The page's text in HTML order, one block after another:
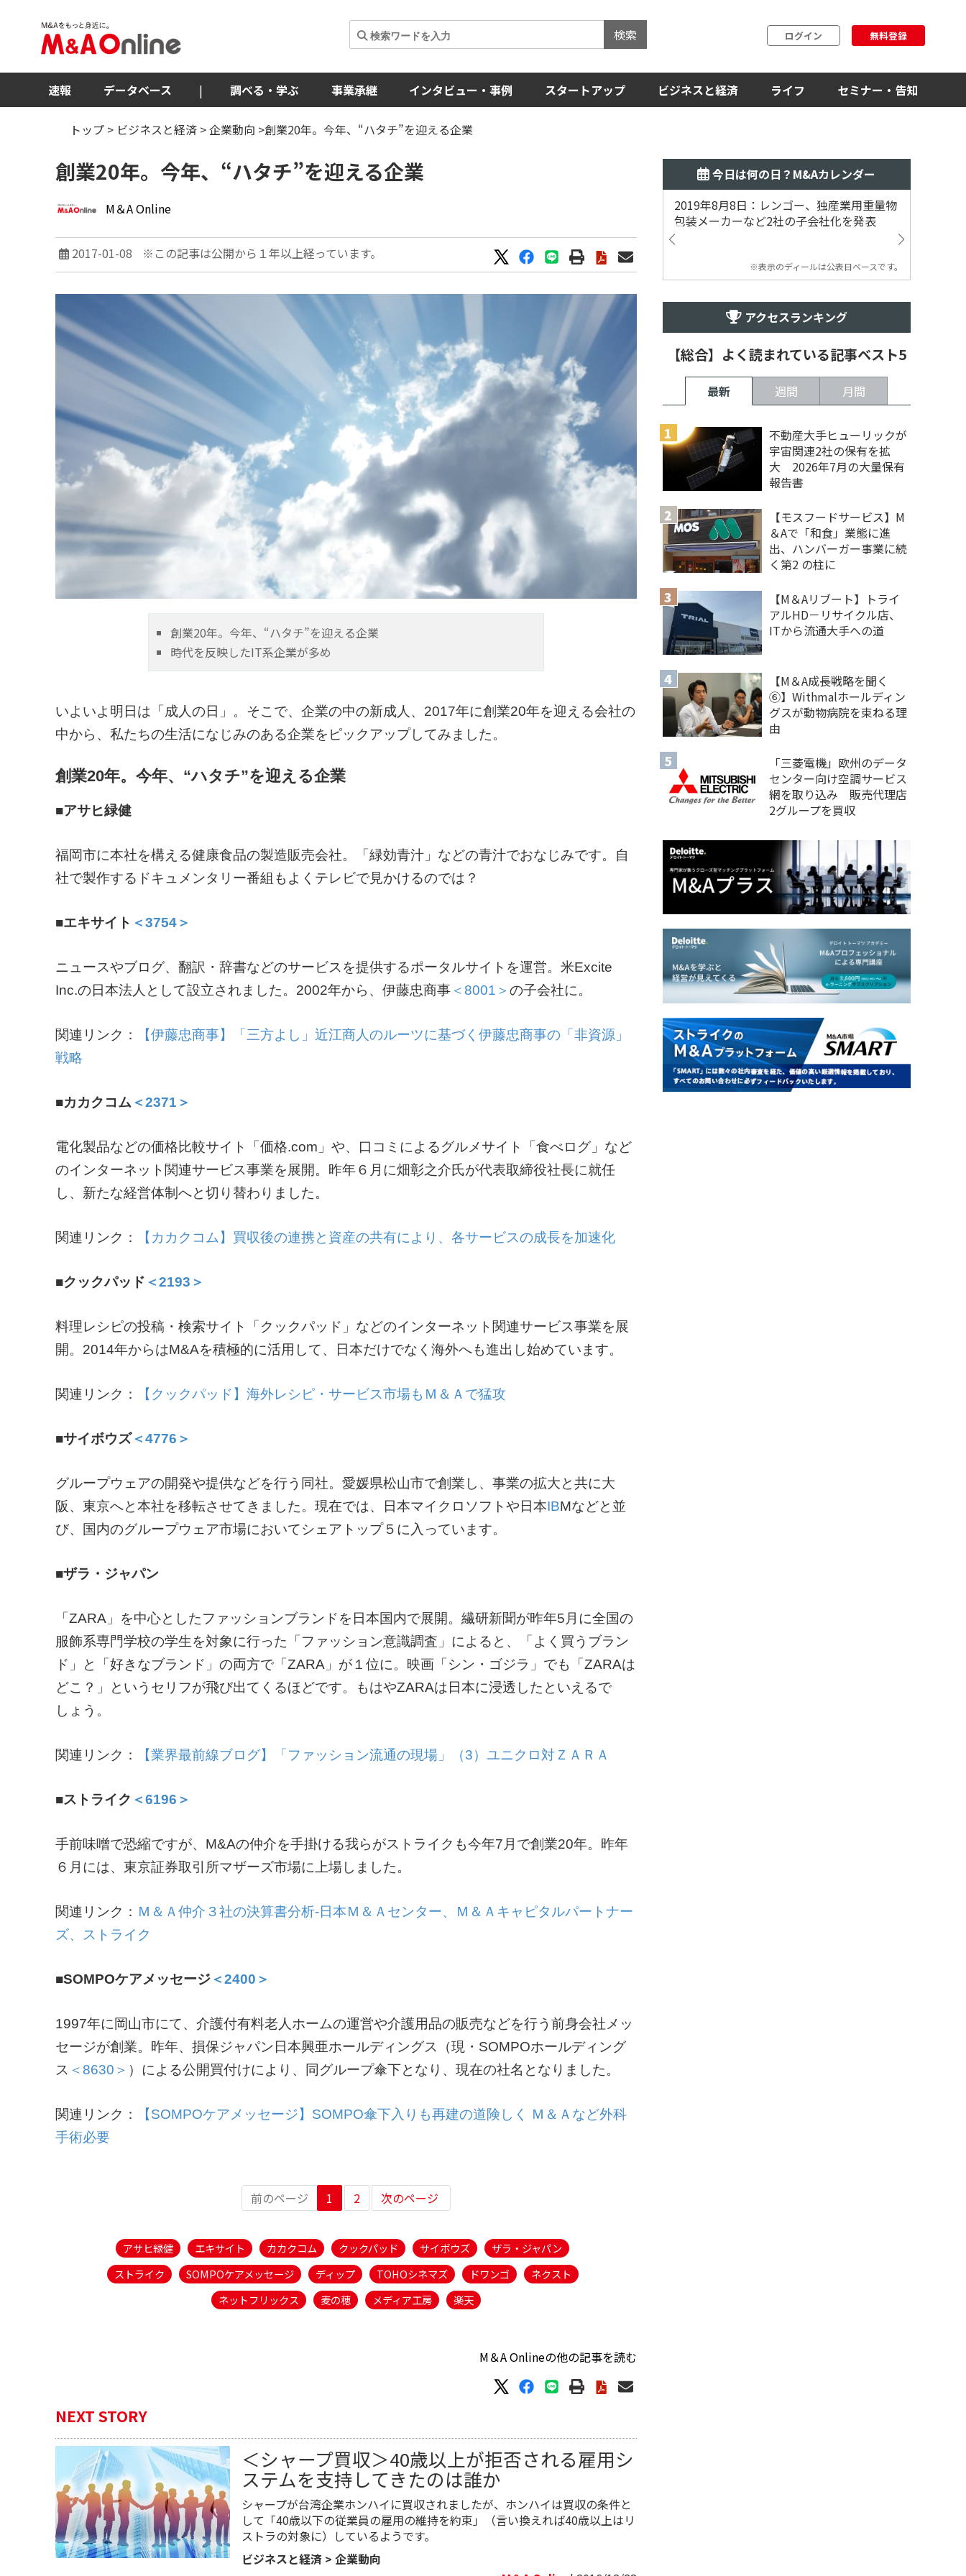
検索 ログイン 無料登録
速報 データベース | 調べる・学ぶ 事業承継 インタビュー・事例 スタートアップ ビジネスと経済 ライフ セミナー・告知
トップ > ビジネスと経済 >企業動向 >創業20年。今年、“ハタチ”を迎える企業
創業20年。今年、“ハタチ”を迎える企業
M＆A Online
2017-01-08 ※この記事は公開から１年以上経っています。
創業20年。今年、“ハタチ”を迎える企業
時代を反映したIT系企業が多め
いよいよ明日は「成人の日」。そこで、企業の中の新成人、2017年に創業20年を迎える会社の
中から、私たちの生活になじみのある企業をピックアップしてみました。
創業20年。今年、“ハタチ”を迎える企業
■アサヒ緑健
福岡市に本社を構える健康食品の製造販売会社。「緑効青汁」などの青汁でおなじみです。自
社で製作するドキュメンタリー番組もよくテレビで見かけるのでは？
■エキサイト ＜3754＞
ニュースやブログ、翻訳・辞書などのサービスを提供するポータルサイトを運営。米Excite
Inc.の日本法人として設立されました。2002年から、伊藤忠商事 ＜8001＞ の子会社に。
関連リンク：
【伊藤忠商事】「三方よし」近江商人のルーツに基づく伊藤忠商事の「非資源」
戦略
■カカクコム ＜2371＞
電化製品などの価格比較サイト「価格.com」や、口コミによるグルメサイト「食べログ」など
のインターネット関連サービス事業を展開。昨年６月に畑彰之介氏が代表取締役社長に就任
し、新たな経営体制へと切り替わりました。
関連リンク： 【カカクコム】買収後の連携と資産の共有により、各サービスの成長を加速化
■クックパッド ＜2193＞
料理レシピの投稿・検索サイト「クックパッド」などのインターネット関連サービス事業を展
開。2014年からはM&Aを積極的に活用して、日本だけでなく海外へも進出し始めています。
関連リンク： 【クックパッド】海外レシピ・サービス市場もＭ＆Ａで猛攻
■サイボウズ＜4776＞
グループウェアの開発や提供などを行う同社。愛媛県松山市で創業し、事業の拡大と共に大
阪、東京へと本社を移転させてきました。現在では、日本マイクロソフトや日本IBMなどと並
び、国内のグループウェア市場においてシェアトップ５に入っています。
■ザラ・ジャパン
「ZARA」を中心としたファッションブランドを日本国内で展開。繊研新聞が昨年5月に全国の
服飾系専門学校の学生を対象に行った「ファッション意識調査」によると、「よく買うブラン
ド」と「好きなブランド」の両方で「ZARA」が１位に。映画「シン・ゴジラ」でも「ZARAは
どこ？」というセリフが飛び出てくるほどです。もはやZARAは日本に浸透したといえるで
しょう。
関連リンク： 【業界最前線ブログ】「ファッション流通の現場」（3）ユニクロ対ＺＡＲＡ
■ストライク ＜6196＞
手前味噌で恐縮ですが、M&Aの仲介を手掛ける我らがストライクも今年7月で創業20年。昨年
６月には、東京証券取引所マザーズ市場に上場しました。
関連リンク： Ｍ＆Ａ仲介３社の決算書分析-日本Ｍ＆Ａセンター、Ｍ＆Ａキャピタルパートナー
ズ、ストライク
■SOMPOケアメッセージ ＜2400＞
1997年に岡山市にて、介護付有料老人ホームの運営や介護用品の販売などを行う前身会社メッ
セージが創業。昨年、損保ジャパン日本興亜ホールディングス（現・SOMPOホールディング
ス ＜8630＞ ）による公開買付けにより、同グループ傘下となり、現在の社名となりました。
関連リンク：
【SOMPOケアメッセージ】SOMPO傘下入りも再建の道険しく Ｍ＆Ａなど外科
手術必要
前のページ 1 2 次のページ
アサヒ緑健 エキサイト カカクコム クックパッド サイボウズ
ザラ・ジャパン
ストライク
SOMPOケアメッセージ ディップ TOHOシネマズ ドワンゴ
ネクスト
ネットフリックス
麦の穂 メディア工房 楽天
M＆A Onlineの他の記事を読む
NEXT STORY
＜シャープ買収＞40歳以上が拒否される雇用シ
ステムを支持してきたのは誰か
シャープが台湾企業ホンハイに買収されましたが、ホンハイは買収の条件と
して「40歳以下の従業員の雇用の維持を約束」（言い換えれば40歳以上はリ
ストラの対象に）しているようです。
ビジネスと経済> 企業動向
今日は何の日？M&Aカレンダー
2019年8月8日：レンゴー、独産業用重量物
包装メーカーなど2社の子会社化を発表
※表示のディールは公表日ベースです。
アクセスランキング
【総合】よく読まれている記事ベスト5
最新 週間 月間
不動産大手ヒューリックが
宇宙関連2社の保有を拡
大 2026年7月の大量保有
報告書
【モスフードサービス】M
＆Aで「和食」業態に進
出、ハンバーガー事業に続
く第2 の柱に
【M＆Aリブート】トライ
アルHD－リサイクル店、
ITから流通大手への道
【M＆A 成長戦略を聞く
⑥】Withmalホールディン
グスが動物病院を束ねる理
由
「三菱電機」欧州のデータ
センター向け空調サービス
網を取り込み 販売代理店
2グループを買収